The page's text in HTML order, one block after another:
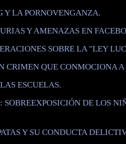
Y LA PORNOVENGANZA.
Y AMENAZAS EN
SOBRE LA "LEY
CRIMEN QUE CONMOCIONA A
ESCUELAS.
SOBREEXPOSICIÓN DE LOS
Y SU CONDUCTA